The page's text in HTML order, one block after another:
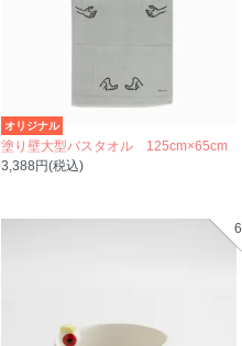
オリジナル
塗り壁大型バスタオル 125cm×65cm
3,388円(税込)
6